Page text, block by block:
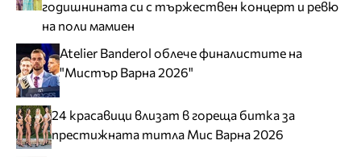
годишнината си с тържествен концерт и ревю
на поли мамиен
Atelier Banderol облече финалистите на
"Мистър Варна 2026"
24 красавици влизат в гореща битка за
престижната титла Мис Варна 2026